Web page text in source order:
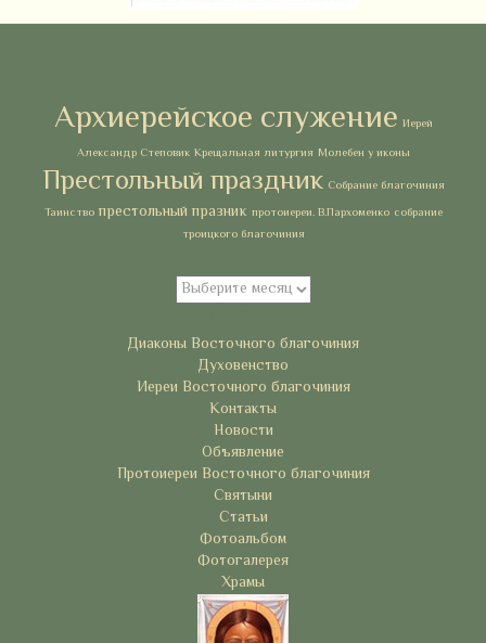
Архиерейское служение Иерей
Александр Степовик Крещальная литургия Молебен у иконы
Престольный праздник Собрание благочиния
Таинство престольный празник протоиереи. В.Пархоменко собрание
троицкого благочиния
Архивы
Диаконы Восточного благочиния
Духовенство
Иереи Восточного благочиния
Контакты
Новости
Объявление
Протоиереи Восточного благочиния
Святыни
Статьи
Фотоальбом
Фотогалерея
Храмы